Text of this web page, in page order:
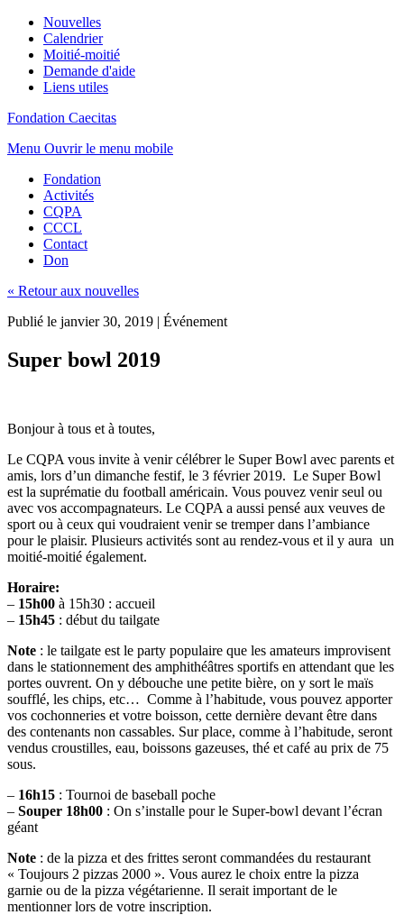
Nouvelles
Calendrier
Moitié-moitié
Demande d'aide
Liens utiles
Fondation Caecitas
Menu Ouvrir le menu mobile
Fondation
Activités
CQPA
CCCL
Contact
Don
« Retour aux nouvelles
Publié le janvier 30, 2019 | Événement
Super bowl 2019
Bonjour à tous et à toutes,
Le CQPA vous invite à venir célébrer le Super Bowl avec parents et
amis, lors d’un dimanche festif, le 3 février 2019. Le Super Bowl
est la suprématie du football américain. Vous pouvez venir seul ou
avec vos accompagnateurs. Le CQPA a aussi pensé aux veuves de
sport ou à ceux qui voudraient venir se tremper dans l’ambiance
pour le plaisir. Plusieurs activités sont au rendez-vous et il y aura un
moitié-moitié également.
Horaire:
– 15h00 à 15h30 : accueil
– 15h45 : début du tailgate
Note : le tailgate est le party populaire que les amateurs improvisent
dans le stationnement des amphithéâtres sportifs en attendant que les
portes ouvrent. On y débouche une petite bière, on y sort le maïs
soufflé, les chips, etc… Comme à l’habitude, vous pouvez apporter
vos cochonneries et votre boisson, cette dernière devant être dans
des contenants non cassables. Sur place, comme à l’habitude, seront
vendus croustilles, eau, boissons gazeuses, thé et café au prix de 75
sous.
– 16h15 : Tournoi de baseball poche
– Souper 18h00 : On s’installe pour le Super-bowl devant l’écran
géant
Note : de la pizza et des frittes seront commandées du restaurant
« Toujours 2 pizzas 2000 ». Vous aurez le choix entre la pizza
garnie ou de la pizza végétarienne. Il serait important de le
mentionner lors de votre inscription.